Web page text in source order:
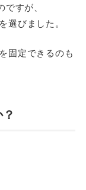
すが、
選びました。
固定できるのも